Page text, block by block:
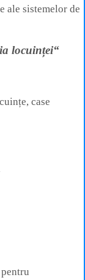
ale sistemelor de
locuinței“
case